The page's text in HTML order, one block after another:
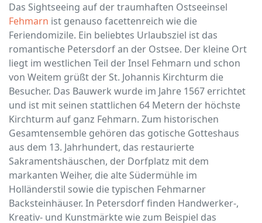
Das Sightseeing auf der traumhaften Ostseeinsel
Fehmarn ist genauso facettenreich wie die
Feriendomizile. Ein beliebtes Urlaubsziel ist das
romantische Petersdorf an der Ostsee. Der kleine Ort
liegt im westlichen Teil der Insel Fehmarn und schon
von Weitem grüßt der St. Johannis Kirchturm die
Besucher. Das Bauwerk wurde im Jahre 1567 errichtet
und ist mit seinen stattlichen 64 Metern der höchste
Kirchturm auf ganz Fehmarn. Zum historischen
Gesamtensemble gehören das gotische Gotteshaus
aus dem 13. Jahrhundert, das restaurierte
Sakramentshäuschen, der Dorfplatz mit dem
markanten Weiher, die alte Südermühle im
Holländerstil sowie die typischen Fehmarner
Backsteinhäuser. In Petersdorf finden Handwerker-,
Kreativ- und Kunstmärkte wie zum Beispiel das